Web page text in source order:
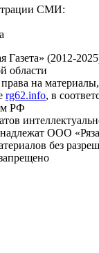
СМИ:
Газета» (2012-
области
на
rg62.info, в
РФ
ООО
без